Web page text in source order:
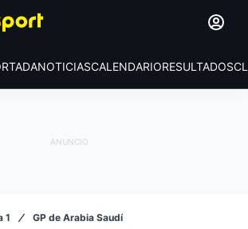
NOTICIASCALENDARIORESULTADOS
1 GP de Arabia Saudí